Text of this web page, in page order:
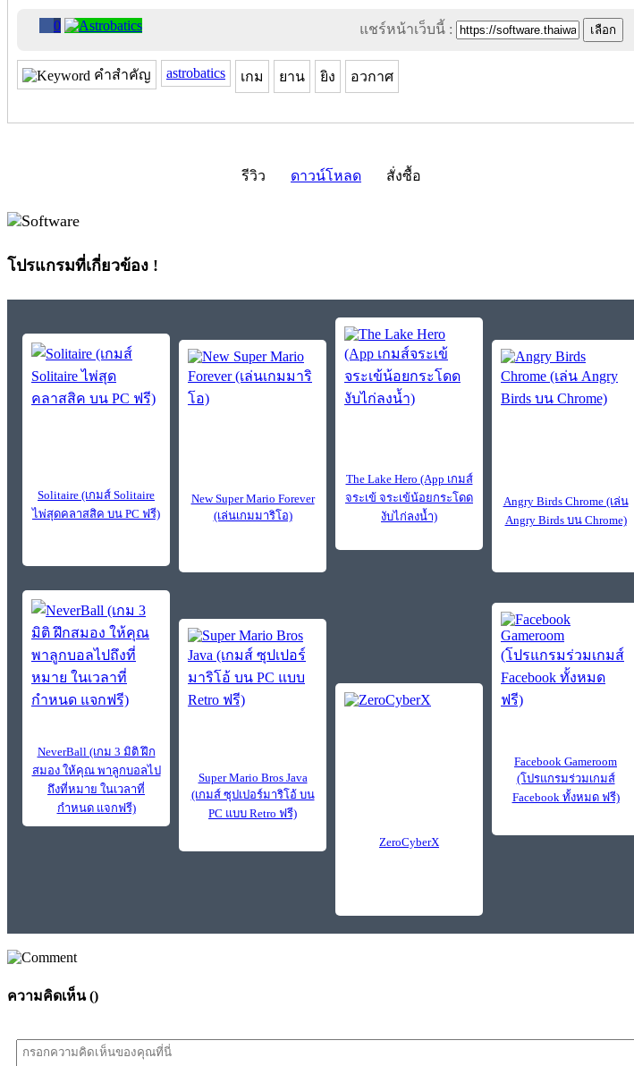
0 แชร์หน้าเว็บนี้ :
คำสำคัญ astrobatics เกม ยาน ยิง อวกาศ
รีวิว ดาวน์โหลด สั่งซื้อ
โปรแกรมที่เกี่ยวข้อง !
Solitaire (เกมส์ Solitaire
ไพ่สุดคลาสสิค บน PC ฟรี)
New Super Mario Forever
(เล่นเกมมาริโอ)
The Lake Hero (App เกมส์
จระเข้ จระเข้น้อยกระโดด
งับไก่ลงน้ำ)
Angry Birds Chrome (เล่น
Angry Birds บน Chrome)
NeverBall (เกม 3 มิติ ฝึก
สมอง ให้คุณ พาลูกบอลไป
ถึงที่หมาย ในเวลาที่
กำหนด แจกฟรี)
Super Mario Bros Java
(เกมส์ ซุปเปอร์มาริโอ้ บน
PC แบบ Retro ฟรี)
ZeroCyberX
Facebook Gameroom
(โปรแกรมร่วมเกมส์
Facebook ทั้งหมด ฟรี)
ความคิดเห็น ()